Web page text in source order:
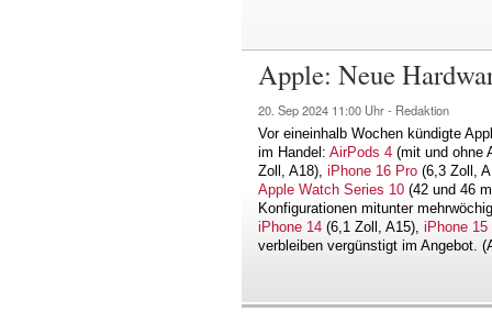
Apple: Neue
20. Sep 2024 11:00 Uhr - Redaktion
Vor eineinhalb Wochen kündigte
im Handel: AirPods 4 (mit und ohne
Zoll, A18), iPhone 16 Pro (6,3 Zoll,
Apple Watch Series 10 (42 und 46
Konfigurationen mitunter
iPhone 14 (6,1 Zoll, A15), iPhone 15
verbleiben vergünstigt im Angebot.